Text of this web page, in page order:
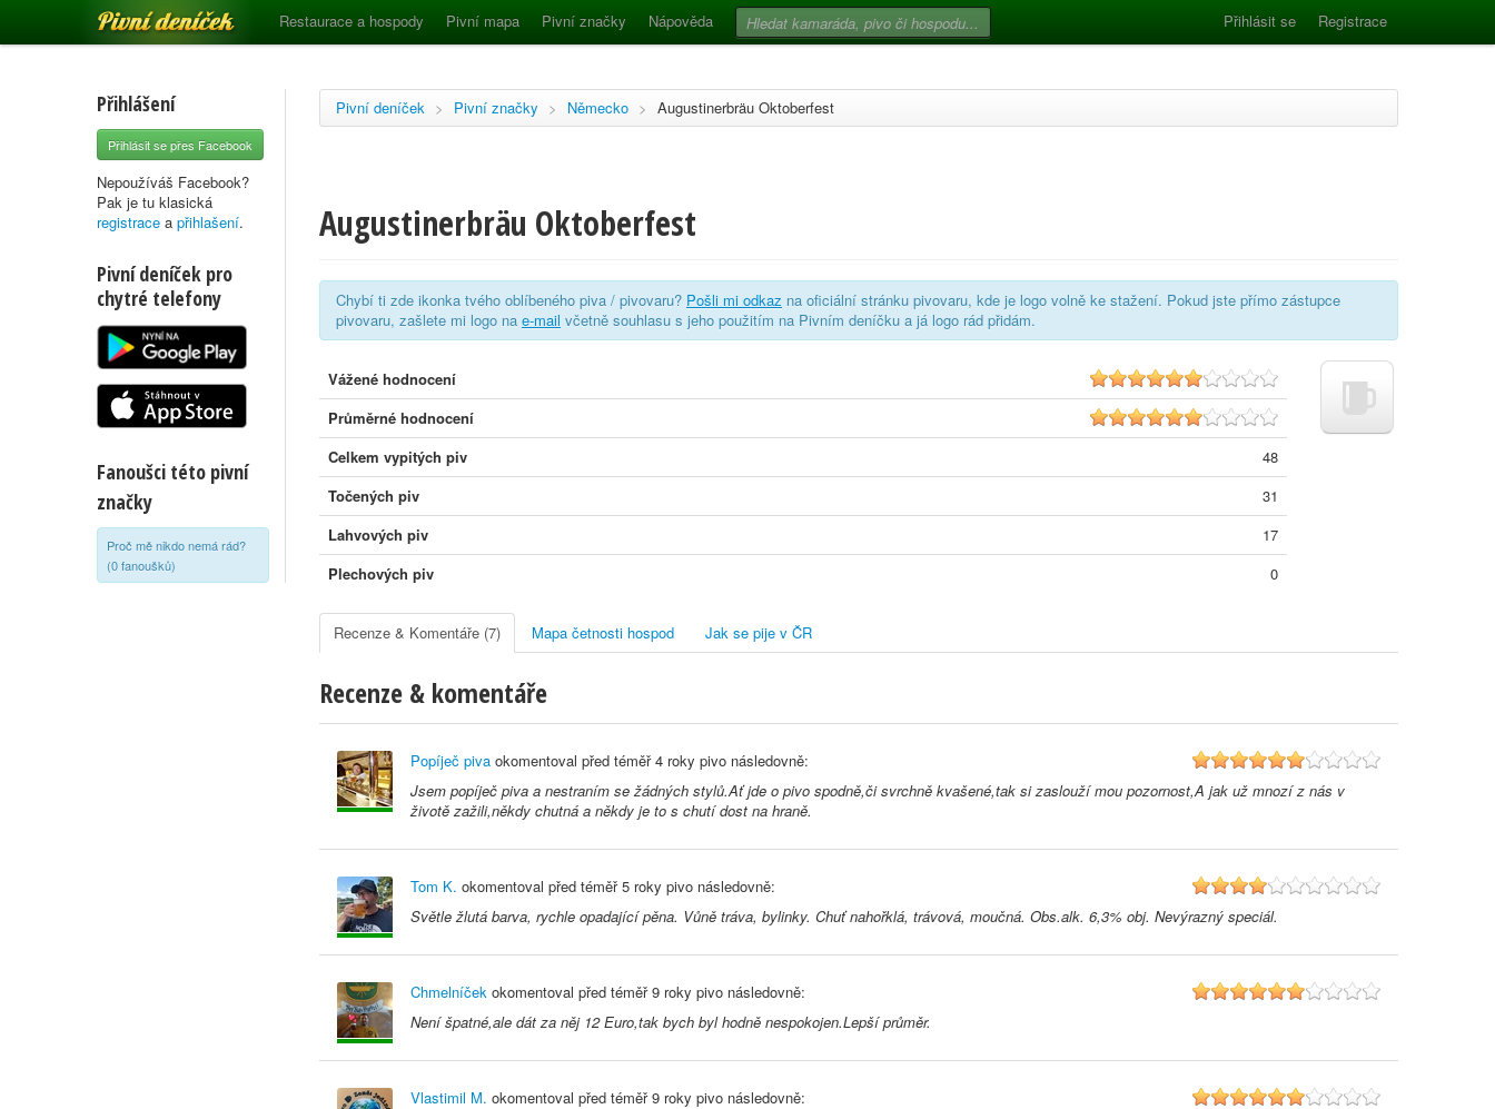
Pivní deníček Restaurace a hospody Pivní mapa Pivní značky Nápověda Přihlásit se Registrace
Přihlášení
Přihlásit se přes Facebook
Nepoužíváš Facebook?
Pak je tu klasická
registrace a přihlašení.
Pivní deníček pro
chytré telefony
Fanoušci této pivní
značky
Proč mě nikdo nemá rád?
(0 fanoušků)
Pivní deníček > Pivní značky > Německo > Augustinerbräu Oktoberfest
Augustinerbräu Oktoberfest
Chybí ti zde ikonka tvého oblíbeného piva / pivovaru? Pošli mi odkaz na oficiální stránku pivovaru, kde je logo volně ke stažení. Pokud jste přímo zástupce
pivovaru, zašlete mi logo na e-mail včetně souhlasu s jeho použitím na Pivním deníčku a já logo rád přidám.
Vážené hodnocení
6.2
Průměrné hodnocení
6.1
Celkem vypitých piv
48
Točených piv
31
Lahvových piv
17
Plechových piv
0
Recenze & Komentáře (7) Mapa četnosti hospod Jak se pije v ČR
Recenze & komentáře
Popíječ piva okomentoval před téměř 4 roky pivo následovně:
Jsem popíječ piva a nestraním se žádných stylů.Ať jde o pivo spodně,či svrchně kvašené,tak si zaslouží mou pozornost,A jak už mnozí z nás v
životě zažili,někdy chutná a někdy je to s chutí dost na hraně.
6
Tom K. okomentoval před téměř 5 roky pivo následovně:
Světle žlutá barva, rychle opadající pěna. Vůně tráva, bylinky. Chuť nahořklá, trávová, moučná. Obs.alk. 6,3% obj. Nevýrazný speciál.
4
Chmelníček okomentoval před téměř 9 roky pivo následovně:
Není špatné,ale dát za něj 12 Euro,tak bych byl hodně nespokojen.Lepší průměr.
6
Vlastimil M. okomentoval před téměř 9 roky pivo následovně:
6